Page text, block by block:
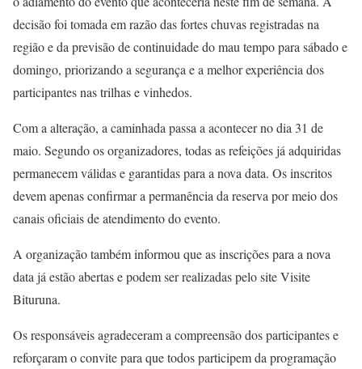
decisão foi tomada em razão das fortes chuvas registradas na
região e da previsão de continuidade do mau tempo para sábado e
domingo, priorizando a segurança e a melhor experiência dos
participantes nas trilhas e vinhedos.
Com a alteração, a caminhada passa a acontecer no dia 31 de
maio. Segundo os organizadores, todas as refeições já adquiridas
permanecem válidas e garantidas para a nova data. Os inscritos
devem apenas confirmar a permanência da reserva por meio dos
canais oficiais de atendimento do evento.
A organização também informou que as inscrições para a nova
data já estão abertas e podem ser realizadas pelo site Visite
Bituruna.
Os responsáveis agradeceram a compreensão dos participantes e
reforçaram o convite para que todos participem da programação